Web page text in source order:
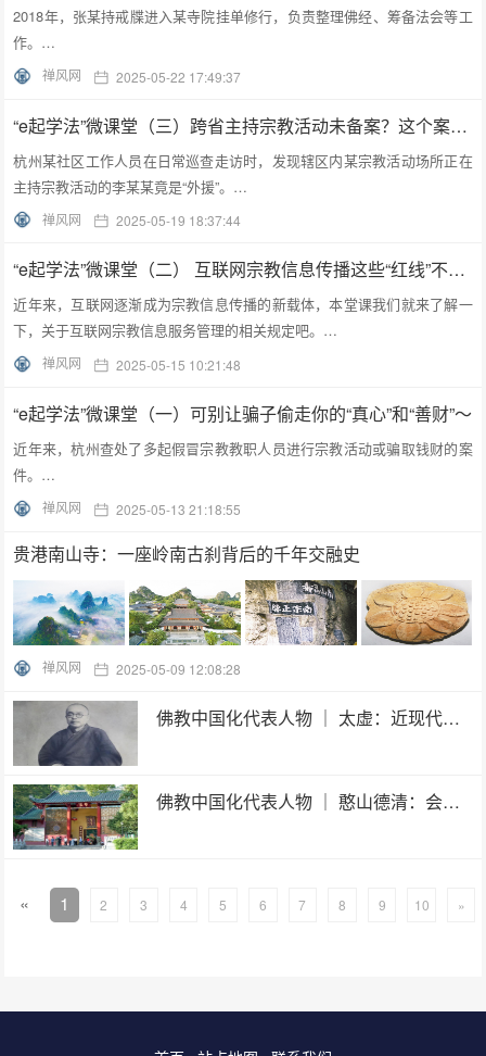
2018年，张某持戒牒进入某寺院挂单修行，负责整理佛经、筹备法会等工
作。…
禅风网 2025-05-22 17:49:37
“e起学法”微课堂（三）跨省主持宗教活动未备案？这个案例给所有人敲响警钟！
杭州某社区工作人员在日常巡查走访时，发现辖区内某宗教活动场所正在
主持宗教活动的李某某竟是“外援”。…
禅风网 2025-05-19 18:37:44
“e起学法”微课堂（二） 互联网宗教信息传播这些“红线”不能碰
近年来，互联网逐渐成为宗教信息传播的新载体，本堂课我们就来了解一
下，关于互联网宗教信息服务管理的相关规定吧。…
禅风网 2025-05-15 10:21:48
“e起学法”微课堂（一）可别让骗子偷走你的“真心”和“善财”～
近年来，杭州查处了多起假冒宗教教职人员进行宗教活动或骗取钱财的案
件。…
禅风网 2025-05-13 21:18:55
贵港南山寺：一座岭南古刹背后的千年交融史
禅风网 2025-05-09 12:08:28
佛教中国化代表人物 ｜ 太虚：近现代佛教改革的探索者
佛教中国化代表人物 ｜ 憨山德清：会通儒释道
« 1 2 3 4 5 6 7 8 9 10 »